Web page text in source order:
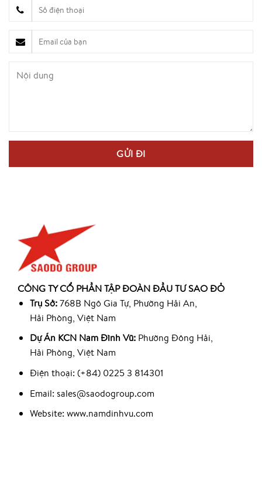
CÔNG TY CỔ PHẦN TẬP ĐOÀN ĐẦU TƯ SAO ĐỎ
Trụ Sở:768B Ngô Gia Tự, Phường Hải An,
Hải Phòng, Việt Nam
Dự Án KCN Nam Đình Vũ:Phường Đông Hải,
Hải Phòng, Việt Nam
Điện thoại: (+84) 0225 3 814301
Email: sales@saodogroup.com
Website: www.namdinhvu.com